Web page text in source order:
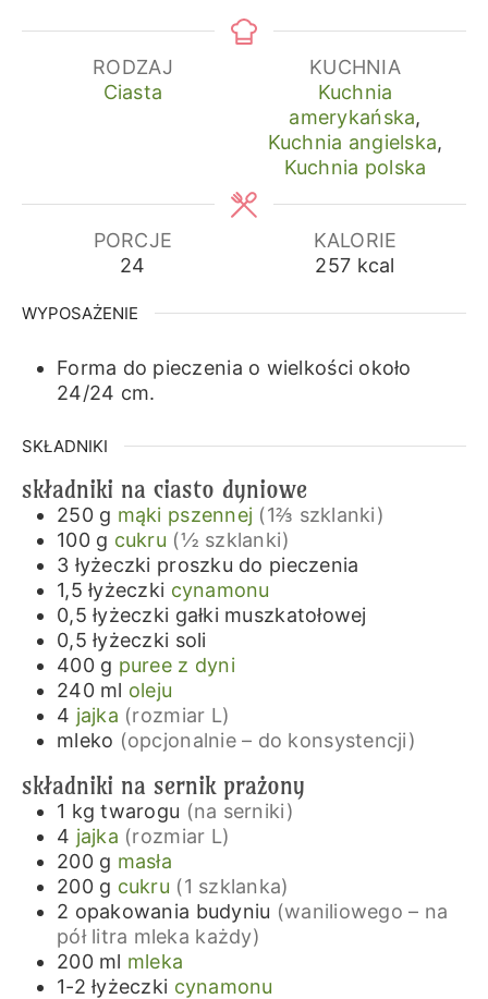
RODZAJ
Ciasta
KUCHNIA
Kuchnia
amerykańska,
Kuchnia angielska,
Kuchnia polska
PORCJE
24
KALORIE
257 kcal
WYPOSAŻENIE
Forma do pieczenia o wielkości około
24/24 cm.
SKŁADNIKI
składniki na ciasto dyniowe
250 g mąki pszennej (1⅔ szklanki)
100 g cukru (½ szklanki)
3 łyżeczki proszku do pieczenia
1,5 łyżeczki cynamonu
0,5 łyżeczki gałki muszkatołowej
0,5 łyżeczki soli
400 g puree z dyni
240 ml oleju
4 jajka (rozmiar L)
mleko (opcjonalnie – do konsystencji)
składniki na sernik prażony
1 kg twarogu (na serniki)
4 jajka (rozmiar L)
200 g masła
200 g cukru (1 szklanka)
2 opakowania budyniu (waniliowego – na
pół litra mleka każdy)
200 ml mleka
1-2 łyżeczki cynamonu